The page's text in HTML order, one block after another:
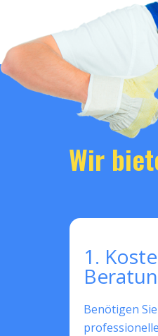
Wir
1.
Benötigen